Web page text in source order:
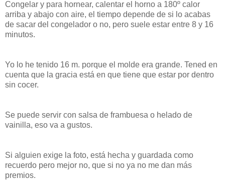
Congelar y para hornear, calentar el horno a 180º calor
arriba y abajo con aire, el tiempo depende de si lo acabas
de sacar del congelador o no, pero suele estar entre 8 y 16
minutos.
Yo lo he tenido 16 m. porque el molde era grande. Tened en
cuenta que la gracia está en que tiene que estar por dentro
sin cocer.
Se puede servir con salsa de frambuesa o helado de
vainilla, eso va a gustos.
Si alguien exige la foto, está hecha y guardada como
recuerdo pero mejor no, que si no ya no me dan más
premios.